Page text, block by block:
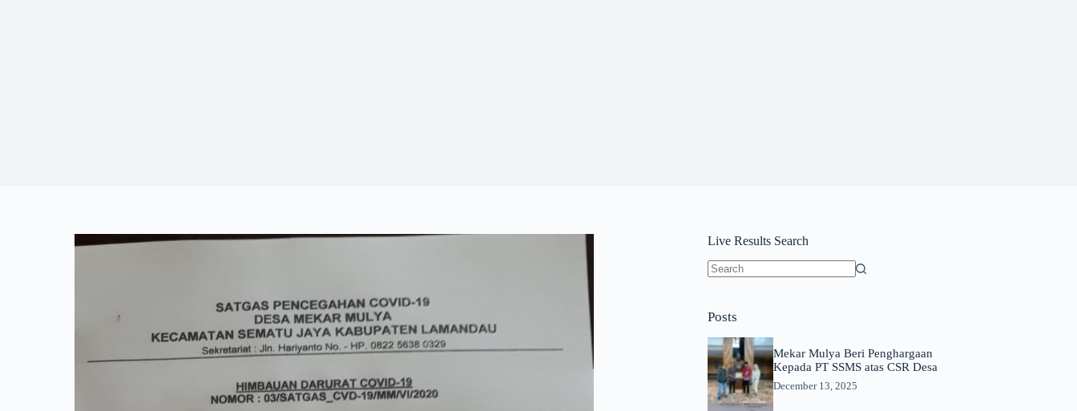
Live Results Search
Posts
Mekar Mulya Beri Penghargaan
Kepada PT SSMS atas CSR Desa
December 13, 2025